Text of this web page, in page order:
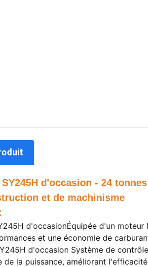
d'occasion - 24
et de machinisme
d'occasionÉquipée d'un moteur
et une économie de
d'occasion Système de
la puissance, améliorant